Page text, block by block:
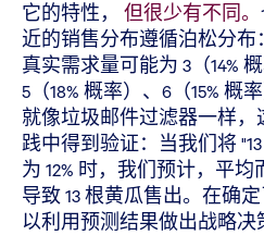
它的特性，
但很少有不同。
近的销售分布遵循泊松分布
真实需求量可能为 3（14%
5（18% 概率）、6（15% 概
就像垃圾邮件过滤器一样
践中得到验证：当我们将
为 12% 时，我们预计，平均
导致 13 根黄瓜售出。在确
以利用预测结果做出战略